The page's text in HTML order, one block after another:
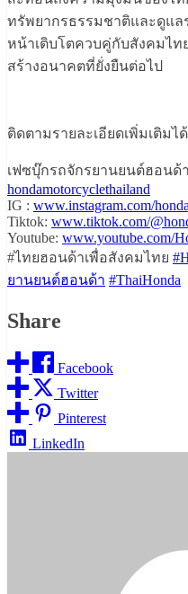
ทรัพยากรธรรมชาติและดูแล
หน้าเติบโตควบคู่กับสังคมไ
สร้างอนาคตที่ยั่งยืนต่อไป
ติดตามรายละเอียดเพิ่มเติมไ
เฟซบุ๊กรถจักรยานยนต์ฮอนด้
hondamotorcyclethailand
IG : www.instagram.com/
Tiktok: www.tiktok.com/@
Youtube: www.youtube.com/
#ไทยฮอนด้าเพื่อสังคมไทย
ยานยนต์ฮอนด้า #ThaiHonda
Share
Facebook
Twitter
Pinterest
LinkedIn